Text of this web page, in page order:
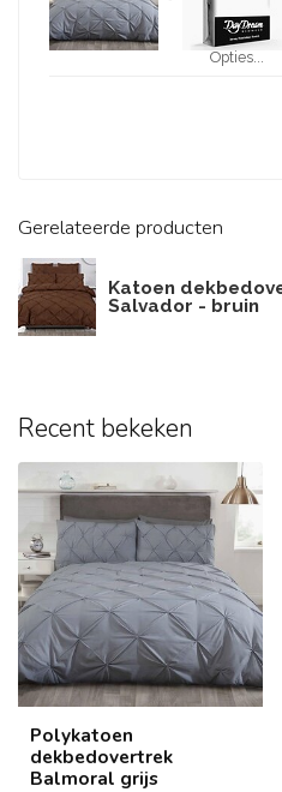
Opties...
Gerelateerde producten
Katoen
Salvador - bruin
Recent bekeken
Polykatoen
dekbedovertrek
Balmoral grijs